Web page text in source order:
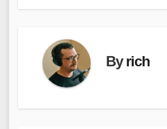
覽
Byrich